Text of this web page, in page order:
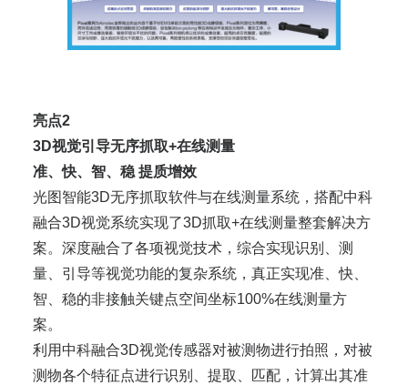
亮点2
3D视觉引导无序抓取+在线测量
准、快、智、稳 提质增效
光图智能3D无序抓取软件与在线测量系统，搭配中科
融合3D视觉系统实现了3D抓取+在线测量整套解决方
案。深度融合了各项视觉技术，综合实现识别、测
量、引导等视觉功能的复杂系统，真正实现准、快、
智、稳的非接触关键点空间坐标100%在线测量方
案。
利用中科融合3D视觉传感器对被测物进行拍照，对被
测物各个特征点进行识别、提取、匹配，计算出其准